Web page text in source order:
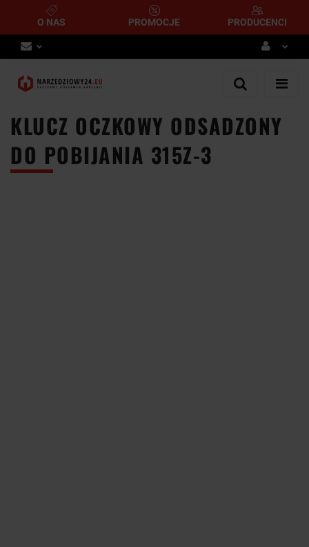
O NAS PROMOCJE PRODUCENCI
Zaloguj się
Dodaj zgłoszenie
KLUCZ OCZKOWY ODSADZONY
DO POBIJANIA 315Z-3